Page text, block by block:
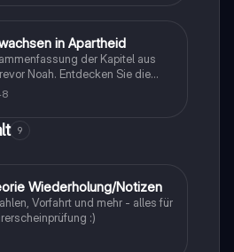
in Apartheid
der Kapitel aus
Noah. Entdecken Sie die
Erfahrungen, die Trevor als
Familie in Südafrika
zentrale Themen wie
des Buches
9
Wiederholung/Notizen
Vorfahrt und mehr - alles für
:)